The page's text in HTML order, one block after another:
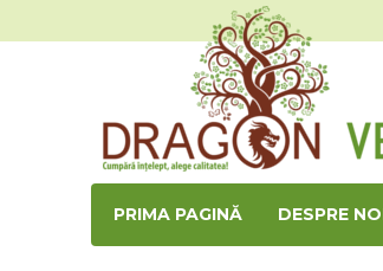
PRIMA PAGINĂ DESPRE